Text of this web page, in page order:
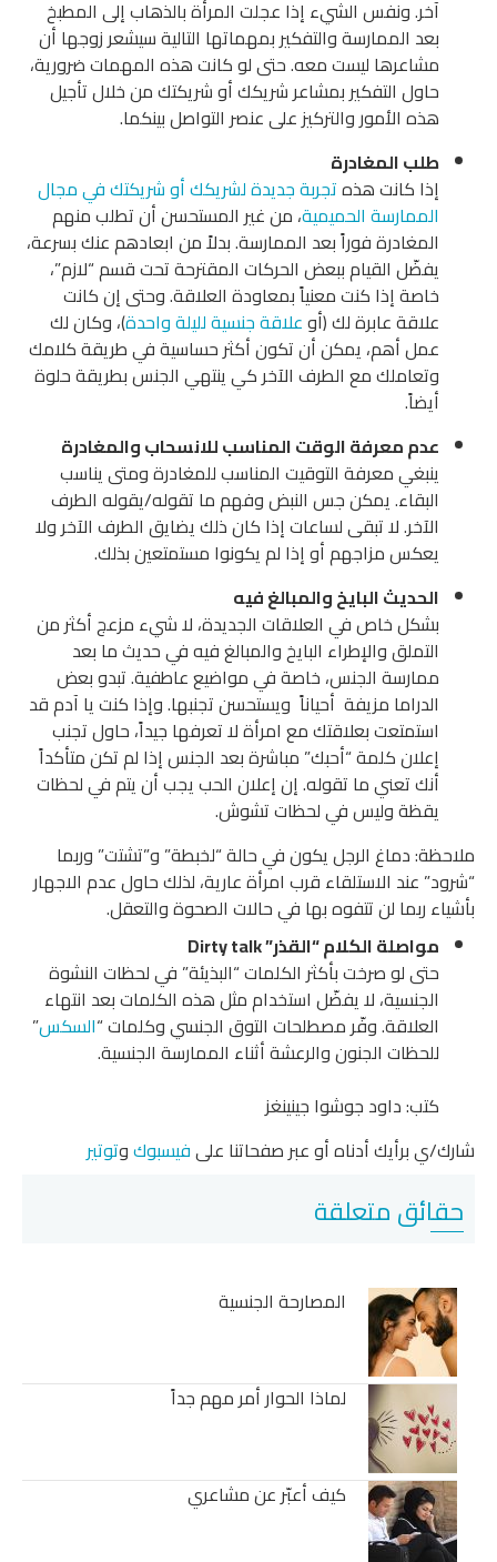
آخر. ونفس الشيء إذا عجلت المرأة بالذهاب إلى المطبخ
بعد الممارسة والتفكير بمهماتها التالية سيشعر زوجها أن
مشاعرها ليست معه. حتى لو كانت هذه المهمات ضرورية،
حاول التفكير بمشاعر شريكك أو شريكتك من خلال تأجيل
هذه الأمور والتركيز على عنصر التواصل بينكما.
طلب المغادرة
إذا كانت هذهتجربة جديدة لشريكك أو شريكتك في مجال
الممارسة الحميمية، من غير المستحسن أن تطلب منهم
المغادرة فوراً بعد الممارسة. بدلاً من ابعادهم عنك بسرعة،
يفضّل القيام ببعض الحركات المقترحة تحت قسم “لازم”،
خاصة إذا كنت معنياً بمعاودة العلاقة. وحتى إن كانت
علاقة عابرة لك (أوعلاقة جنسية لليلة واحدة)، وكان لك
عمل أهم، يمكن أن تكون أكثر حساسية في طريقة كلامك
وتعاملك مع الطرف الآخر كي ينتهي الجنس بطريقة حلوة
أيضاً.
عدم معرفة الوقت المناسب للانسحاب والمغادرة
ينبغي معرفة التوقيت المناسب للمغادرة ومتى يناسب
البقاء. يمكن جس النبض وفهم ما تقوله/يقوله الطرف
الآخر. لا تبقى لساعات إذا كان ذلك يضايق الطرف الآخر ولا
يعكس مزاجهم أو إذا لم يكونوا مستمتعين بذلك.
الحديث البايخ والمبالغ فيه
بشكل خاص في العلاقات الجديدة، لا شيء مزعج أكثر من
التملق والإطراء البايخ والمبالغ فيه في حديث ما بعد
ممارسة الجنس، خاصة في مواضيع عاطفية. تبدو بعض
الدراما مزيفة أحياناً ويستحسن تجنبها. وإذا كنت يا آدم قد
استمتعت بعلاقتك مع امرأة لا تعرفها جيداً، حاول تجنب
إعلان كلمة “أحبك” مباشرة بعد الجنس إذا لم تكن متأكداً
أنك تعني ما تقوله. إن إعلان الحب يجب أن يتم في لحظات
يقظة وليس في لحظات تشوش.
ملاحظة: دماغ الرجل يكون في حالة “لخبطة” و”تشتت” وربما
“شرود” عند الاستلقاء قرب امرأة عارية، لذلك حاول عدم الاجهار
بأشياء ربما لن تتفوه بها في حالات الصحوة والتعقل.
مواصلة الكلام “القذر” Dirty talk
حتى لو صرخت بأكثر الكلمات “البذيئة” في لحظات النشوة
الجنسية، لا يفضّل استخدام مثل هذه الكلمات بعد انتهاء
العلاقة. وفّر مصطلحات التوق الجنسي وكلمات “السكس”
للحظات الجنون والرعشة أثناء الممارسة الجنسية.
كتب: داود جوشوا جينينغز
شارك/ي برأيك أدناه أو عبر صفحاتنا علىفيسبوكوتوتير
حقائق متعلقة
المصارحة الجنسية
لماذا الحوار أمر مهم جداً
كيف أعبّر عن مشاعري